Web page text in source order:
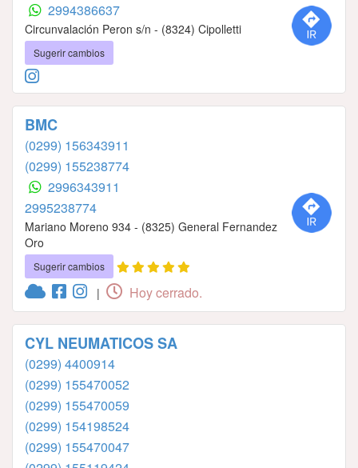
2994386637
Circunvalación Peron s/n - (8324) Cipolletti
Sugerir cambios
BMC
(0299) 156343911
(0299) 155238774
2996343911
2995238774
Mariano Moreno 934 - (8325) General Fernandez
Oro
Sugerir cambios
| Hoy cerrado.
CYL NEUMATICOS SA
(0299) 4400914
(0299) 155470052
(0299) 155470059
(0299) 154198524
(0299) 155470047